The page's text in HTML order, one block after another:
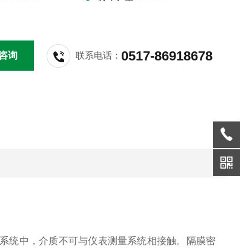
询 联系电话：0517-86918678
统中，介质不可与仪表测量系统相接触。隔膜密